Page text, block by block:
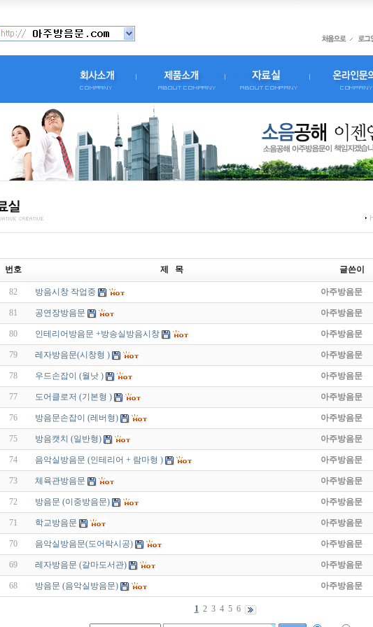
번호
제 목 글쓴이
82 방음시창 작업중 아주방음문
81 공연장방음문 아주방음문
80 인테리어방음문 +방송실방음시창 아주방음문
79 레자방음문(시창형 ) 아주방음문
78 우드손잡이 (월낫 ) 아주방음문
77 도어클로저 (기본형 ) 아주방음문
76 방음문손잡이 (레버형) 아주방음문
75 방음캣치 (일반형) 아주방음문
74 음악실방음문 (인테리어 + 람마형 ) 아주방음문
73 체육관방음문 아주방음문
72 방음문 (이중방음문) 아주방음문
71 학교방음문 아주방음문
70 음악실방음문(도어락시공) 아주방음문
69 레자방음문 (갈마도서관) 아주방음문
68 방음문 (음악실방음문) 아주방음문
1 2 3 4 5 6